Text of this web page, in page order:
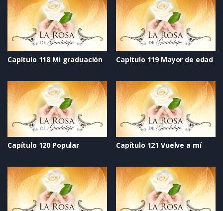
Capítulo 118 Mi graduación Capítulo 119 Mayor de edad
Capítulo 120 Popular Capítulo 121 Vuelve a mí